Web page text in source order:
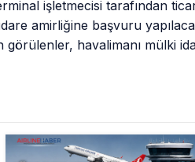
işletmecisi tarafından
idare amirliğine başvuru
havalimanı mülki